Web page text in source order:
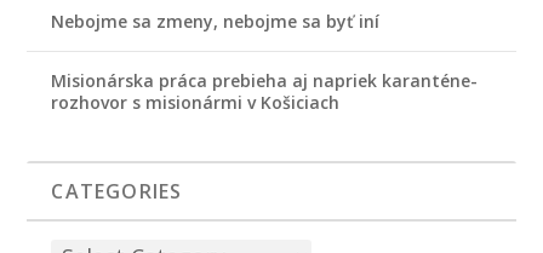
Nebojme sa zmeny, nebojme sa byť iní
Misionárska práca prebieha aj napriek karanténe-
rozhovor s misionármi v Košiciach
CATEGORIES